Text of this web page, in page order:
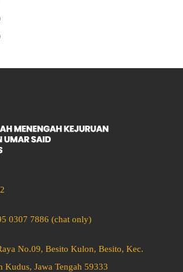
0307 7886 (chat only)
No.09, Besito Kulon, Besito, Kec.
Kudus, Jawa Tengah 59333